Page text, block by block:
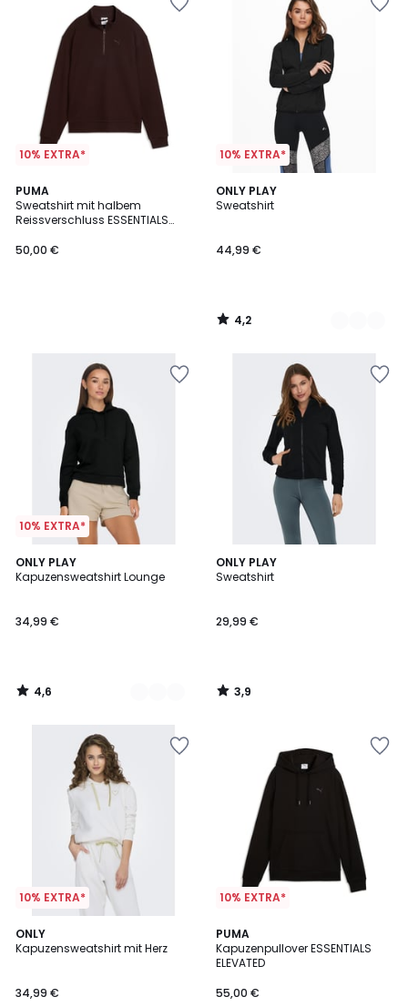
10% EXTRA*
PUMA
Sweatshirt mit halbem
Reissverschluss ESSENTIALS
50,00 €
10% EXTRA*
ONLY PLAY
Sweatshirt
44,99 €
4,2
/ 5
2
Farben
4,2
/
10% EXTRA*
ONLY PLAY
Kapuzensweatshirt Lounge
34,99 €
4,6
/ 5
3
Farben
4,6
/
ONLY PLAY
Sweatshirt
29,99 €
3,9
/ 5
3,9
/
10% EXTRA*
ONLY
Kapuzensweatshirt mit Herz
34,99 €
4,7
/ 5
4
Farben
10% EXTRA*
PUMA
Kapuzenpullover ESSENTIALS
ELEVATED
55,00 €